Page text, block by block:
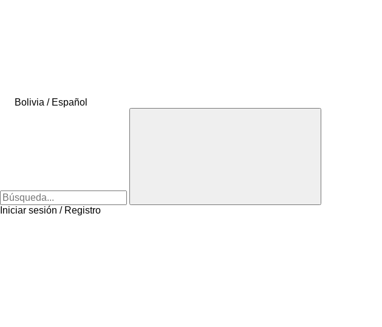
Bolivia / Español
Iniciar sesión / Registro